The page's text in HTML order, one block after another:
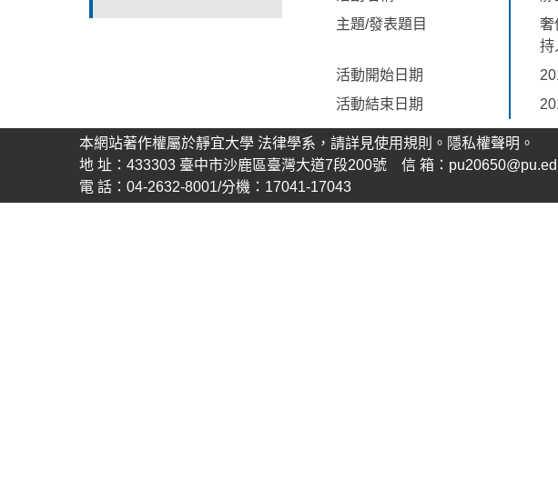
主題/發表題目
奢
持
活動開始日期
活動結束日期
本網站著作權屬於靜宜大學 法律學系，請詳見使用規則。 隱私權聲明 。
地 址：433303 臺中市沙鹿區臺灣大道7段200號 信 箱：
電 話：04-2632-8001/分機：17041-17043